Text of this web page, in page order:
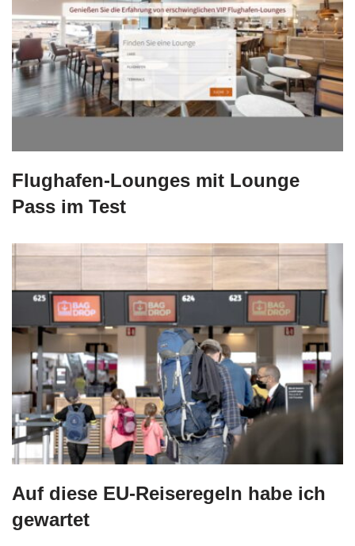
Flughafen-Lounges mit Lounge
Pass im Test
Auf diese EU-Reiseregeln habe ich
gewartet